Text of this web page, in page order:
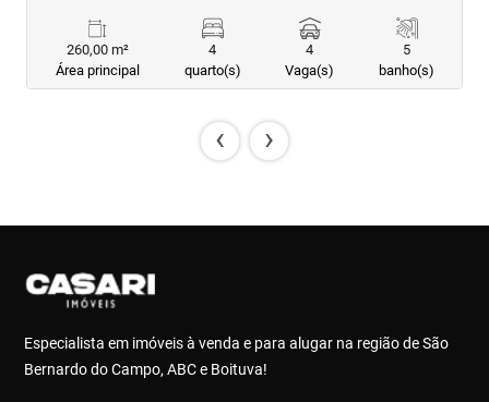
260,00 m²
Área principal
4
quarto(s)
4
Vaga(s)
5
banho(s)
‹ ›
Especialista em imóveis à venda e para alugar na região de São
Bernardo do Campo, ABC e Boituva!